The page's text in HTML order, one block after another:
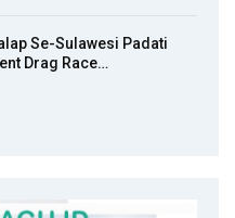
Se-Sulawesi Padati
Drag Race…